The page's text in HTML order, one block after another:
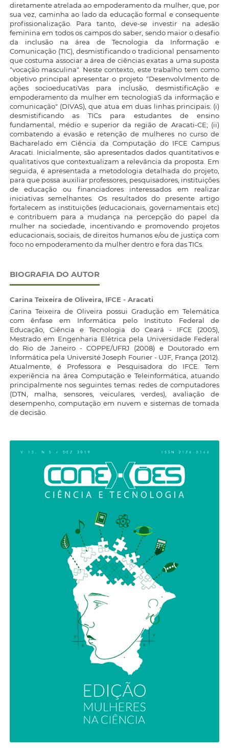
diretamente atrelada ao empoderamento da mulher, que, por
sua vez, caminha ao lado da educação formal e consequente
profissionalização. Para tanto, deve-se investir na adesão
feminina em todos os campos do saber, sendo maior o desafio
da inclusão na área de Tecnologia da Informação e
Comunicação (TIC), desmistificando o tradicional pensamento
que costuma associar a área de ciências exatas a uma suposta
"vocação masculina". Neste contexto, este trabalho tem como
objetivo principal apresentar o projeto "DesenvolvImento de
ações socioeducatiVas para inclusão, desmistificAção e
empoderamento da mulher em tecnologiaS da informação e
comunicação" (DIVAS), que atua em duas linhas principais: (i)
desmistificando as TICs para estudantes de ensino
fundamental, médio e superior da região de Aracati-CE; (ii)
combatendo a evasão e retenção de mulheres no curso de
Bacharelado em Ciência da Computação do IFCE Campus
Aracati. Inicialmente, são apresentados dados quantitativos e
qualitativos que contextualizam a relevância da proposta. Em
seguida, é apresentada a metodologia detalhada do projeto,
para que possa auxiliar professores, pesquisadores, instituições
de educação ou financiadores interessados em realizar
iniciativas semelhantes. Os resultados do presente artigo
fortalecem as instituições (educacionais, governamentais etc)
e contribuem para a mudança na percepção do papel da
mulher na sociedade, incentivando e promovendo projetos
educacionais, sociais, de direitos humanos e/ou de justiça com
foco no empoderamento da mulher dentro e fora das TICs.
BIOGRAFIA DO AUTOR
Carina Teixeira de Oliveira, IFCE - Aracati
Carina Teixeira de Oliveira possui Gradução em Telemática
com ênfase em Informática pelo Instituto Federal de
Educação, Ciência e Tecnologia do Ceará - IFCE (2005),
Mestrado em Engenharia Elétrica pela Universidade Federal
do Rio de Janeiro - COPPE/UFRJ (2008) e Doutorado em
Informática pela Université Joseph Fourier - UJF, França (2012).
Atualmente, é Professora e Pesquisadora do IFCE. Tem
experiência na área Computação e Teleinformática, atuando
principalmente nos seguintes temas: redes de computadores
(DTN, malha, sensores, veiculares, verdes), avaliação de
desempenho, computação em nuvem e sistemas de tomada
de decisão.